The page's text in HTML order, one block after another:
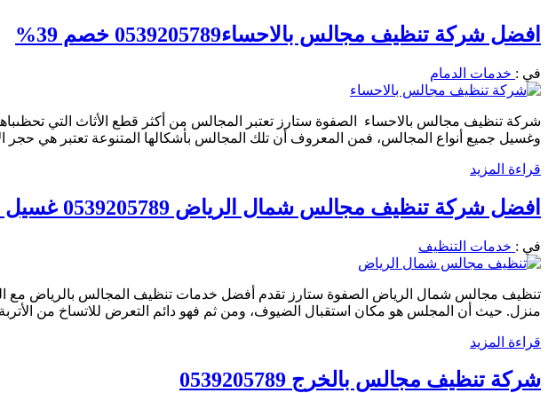
افضل شركة تنظيف مجالس بالاحساء0539205789 خصم 39%
في : خدمات الدمام
شركة تنظيف مجالس بالاحساء الصفوة ستارز تعتبر المجالس من أكثر قطع الأثاث التي
وغسيل جميع أنواع المجالس، فمن المعروف أن تلك المجالس بأشكالها المتنوعة تعتبر هي
قراءة المزيد
افضل شركة تنظيف مجالس شمال الرياض 0539205789 غسيل وتجفيف وتعطير
في : خدمات التنظيف
تنظيف مجالس شمال الرياض الصفوة ستارز تقدم أفضل خدمات تنظيف المجالس بالرياض مع
منزل. حيث أن المجلس هو مكان استقبال الضيوف، ومن ثم فهو دائم التعرض للاتساخ من
قراءة المزيد
شركة تنظيف مجالس بالخرج 0539205789